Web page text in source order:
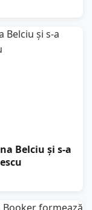
Belciu și s-a